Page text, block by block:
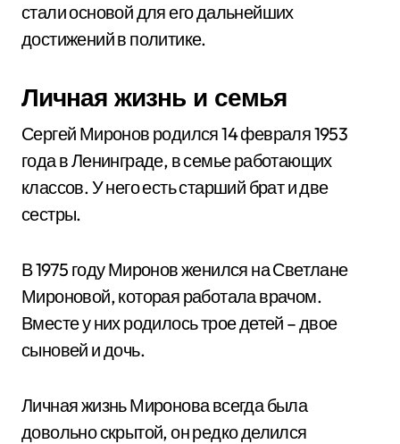
стали основой для его дальнейших
достижений в политике.
Личная жизнь и семья
Сергей Миронов родился 14 февраля 1953
года в Ленинграде, в семье работающих
классов. У него есть старший брат и две
сестры.
В 1975 году Миронов женился на Светлане
Мироновой, которая работала врачом.
Вместе у них родилось трое детей – двое
сыновей и дочь.
Личная жизнь Миронова всегда была
довольно скрытой, он редко делился